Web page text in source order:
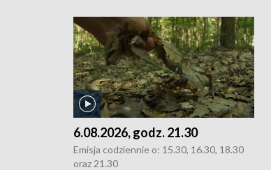
6.08.2026, godz. 21.30
Emisja codziennie o: 15.30, 16.30, 18.30
oraz 21.30